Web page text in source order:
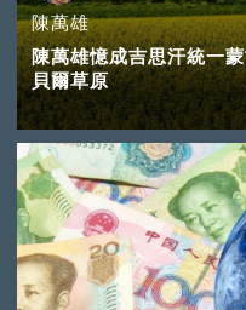
陳萬雄
陳萬雄憶成吉思汗統一
貝爾草原